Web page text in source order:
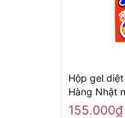
Hộp gel
Hàng Nhật
155.000₫